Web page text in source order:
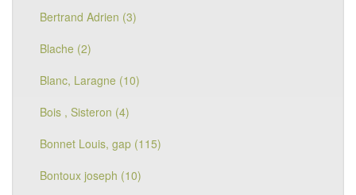
Bertrand Adrien (3)
Blache (2)
Blanc, Laragne (10)
Bois , Sisteron (4)
Bonnet Louis, gap (115)
Bontoux joseph (10)